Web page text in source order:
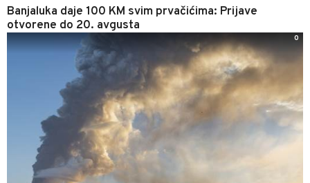
Banjaluka daje 100 KM svim prvačićima: Prijave
otvorene do 20. avgusta
0